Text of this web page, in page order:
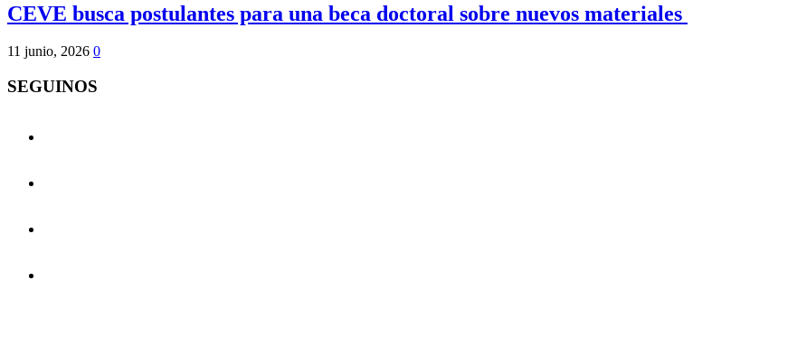
CEVE busca postulantes para una beca doctoral sobre nuevos materiales
11 junio, 2026 0
SEGUINOS